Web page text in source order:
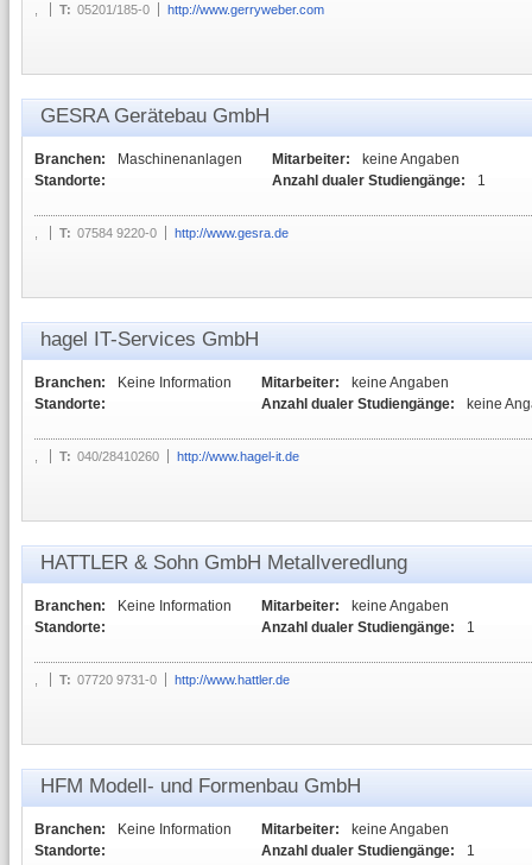
T: 05201/185-0 http://www.gerryweber.com
GESRA Gerätebau GmbH
Branchen:
Maschinenanlagen
Standorte:
Mitarbeiter:
keine Angaben
Anzahl dualer Studiengänge:
1
T: 07584 9220-0 http://www.gesra.de
hagel IT-Services GmbH
Branchen:
Keine Information
Standorte:
Mitarbeiter:
keine Angaben
Anzahl dualer Studiengänge:
keine
T: 040/28410260 http://www.hagel-it.de
HATTLER & Sohn GmbH Metallveredlung
Branchen:
Keine Information
Standorte:
Mitarbeiter:
keine Angaben
Anzahl dualer Studiengänge:
1
T: 07720 9731-0 http://www.hattler.de
HFM Modell- und Formenbau GmbH
Branchen:
Keine Information
Standorte:
Mitarbeiter:
keine Angaben
Anzahl dualer Studiengänge:
1